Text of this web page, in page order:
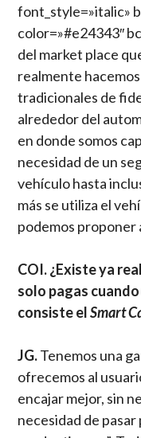
font_style=»italic»
color=»#e24343″
del market place
realmente
tradicionales de
alrededor del
en donde somos
necesidad de un
vehículo hasta
más se utiliza el
podemos proponer
COI. ¿Existe ya
solo pagas
consiste elSmart
JG.Tenemos una
ofrecemos al
encajar mejor, sin
necesidad de